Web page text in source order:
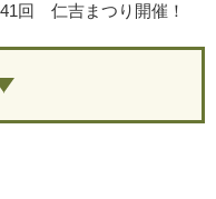
回 仁吉まつり開催！